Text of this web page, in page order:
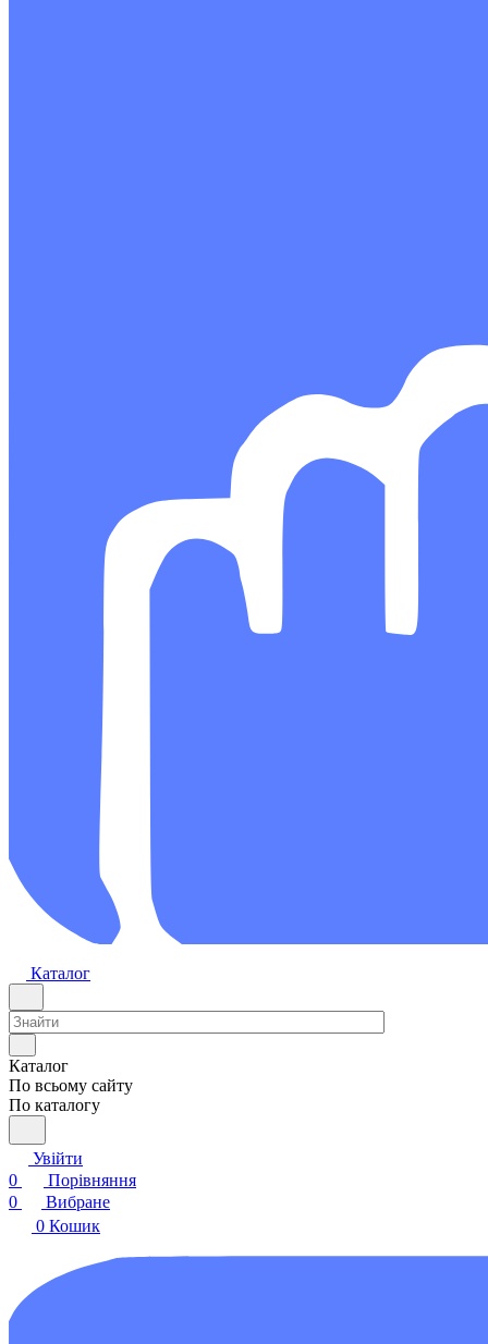
Каталог
Каталог
По всьому сайту
По каталогу
Увійти
0
Порівняння
0
Вибране
0 Кошик